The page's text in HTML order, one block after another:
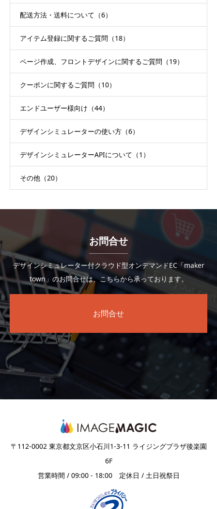
配送方法・送料について（6）
アイテム登録に関するご質問（18）
ページ作成、フロントデザインに関するご質問（19）
クーポンに関するご質問（10）
エンドユーザー様向け（44）
デザインシミュレーターの使い方（6）
デザインシミュレーターAPIについて（1）
その他（20）
お問合せ
デザインシミュレーター付クラウド型オンデマンドEC「maker
town」のお問合せは、こちらから承っております。
お問合せ
〒112-0002 東京都文京区小石川1-3-11 ライジングプラザ後楽園
6F
営業時間 / 09:00 - 18:00 定休日 / 土日祝祭日